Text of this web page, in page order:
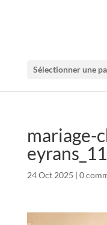
Sélectionner une
mariage-
eyrans_11
24 Oct 2025 | 0